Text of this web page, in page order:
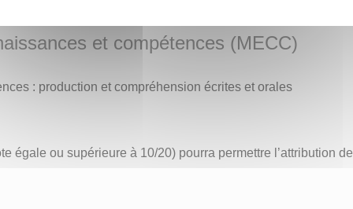
et compétences (MECC)
: production et compréhension écrites et orales
égale ou supérieure à 10/20) pourra permettre l’attribution